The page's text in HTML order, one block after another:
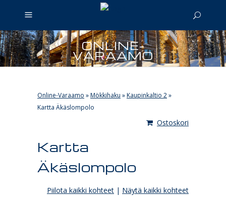
ONLINE-
VARAAMO
Online-Varaamo »Mökkihaku »Kaupinkaltio 2»
Kartta Äkäslompolo
Ostoskori
Kartta
Äkäslompolo
Piilota kaikki kohteet | Näytä kaikki kohteet